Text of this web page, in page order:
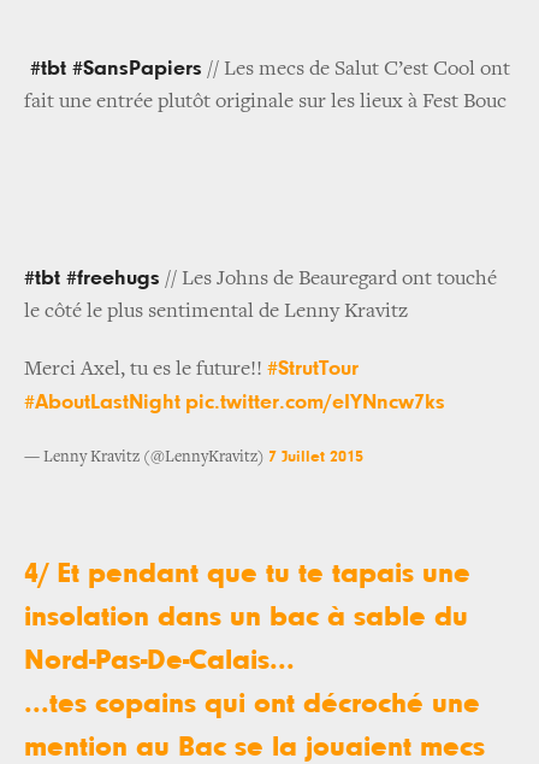
#tbt #SansPapiers // Les mecs de Salut C’est Cool ont
fait une entrée plutôt originale sur les lieux à Fest Bouc
#tbt #freehugs // Les Johns de Beauregard ont touché
le côté le plus sentimental de Lenny Kravitz
Merci Axel, tu es le future!! #StrutTour
#AboutLastNight pic.twitter.com/eIYNncw7ks
— Lenny Kravitz (@LennyKravitz) 7 Juillet 2015
4/ Et pendant que tu te tapais une
insolation dans un bac à sable du
Nord-Pas-De-Calais...
...tes copains qui ont décroché une
mention au Bac se la jouaient mecs